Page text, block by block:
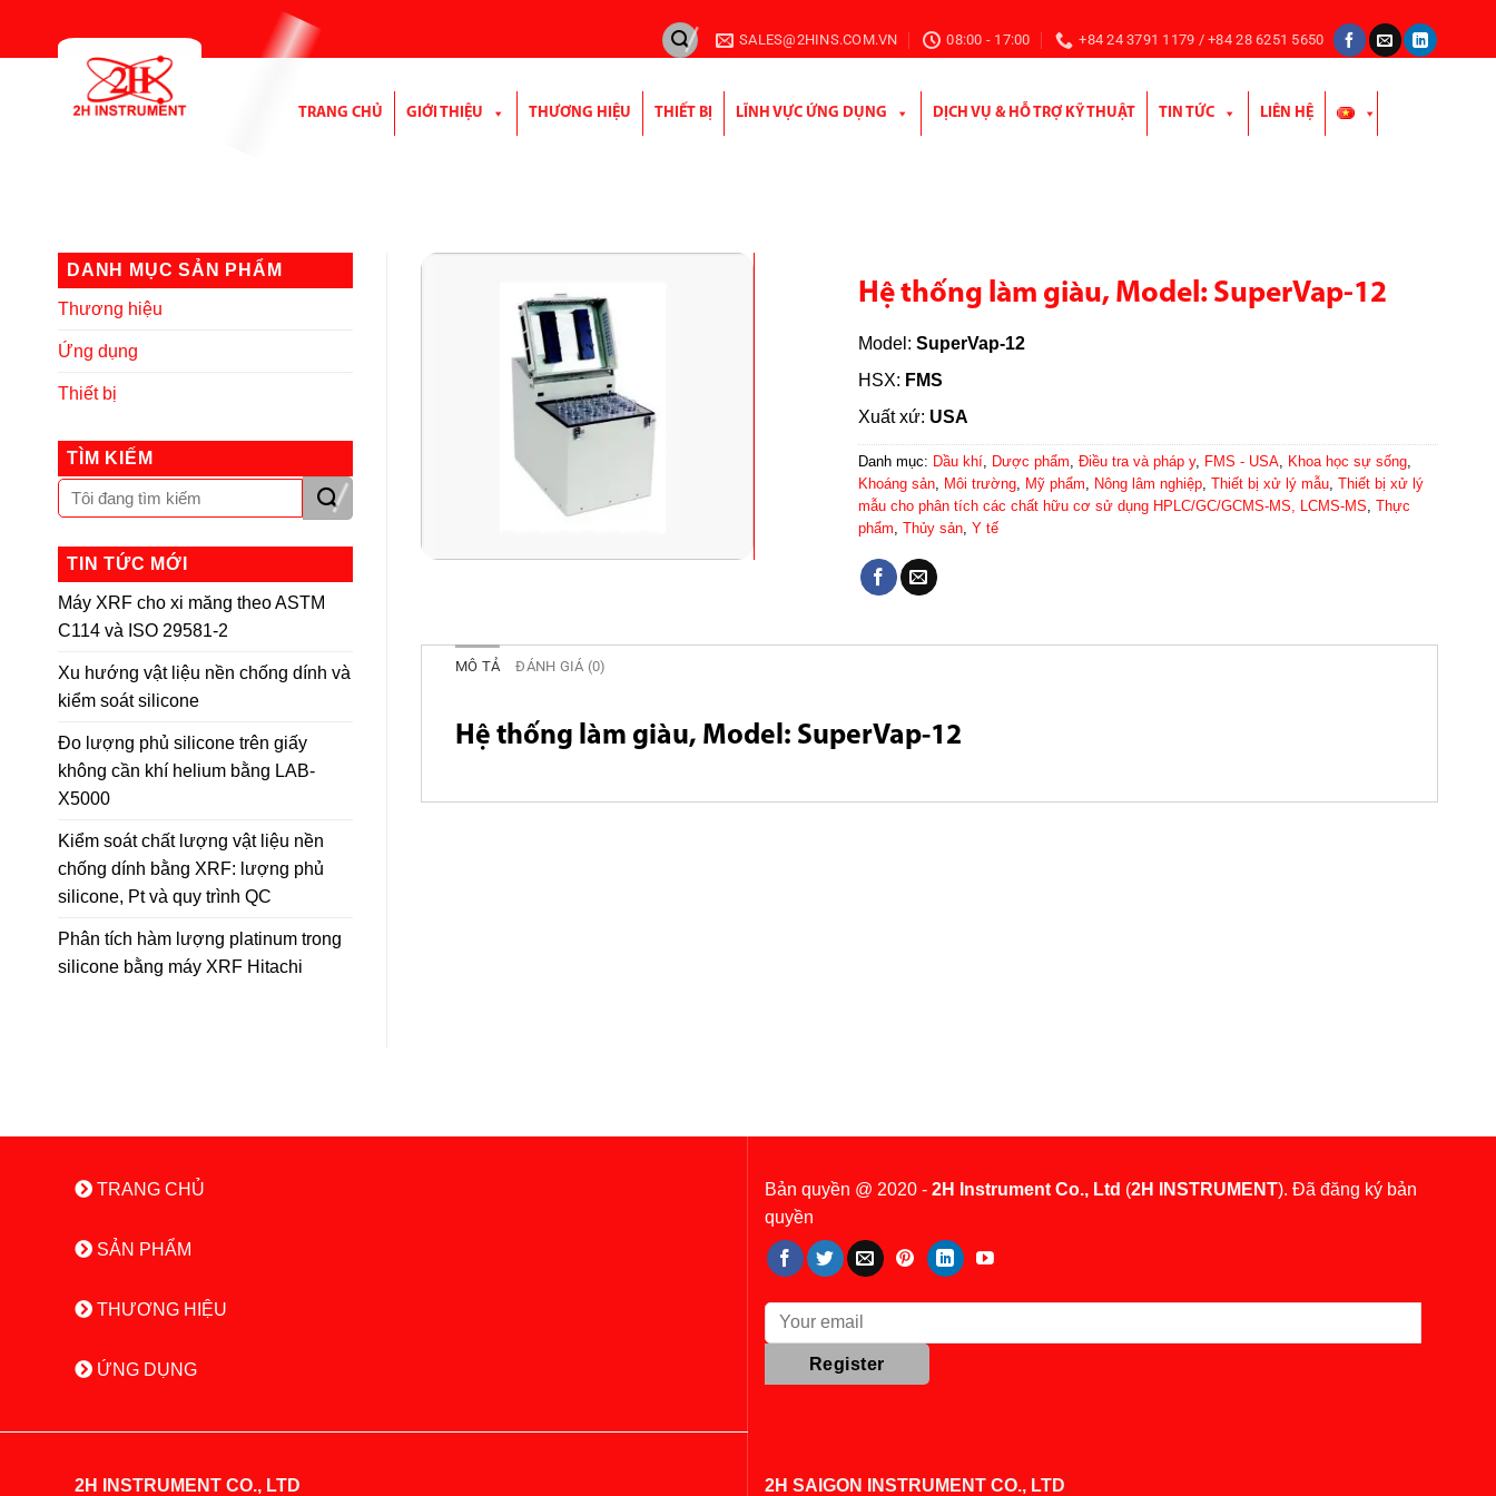
SALES@2HINS.COM.VN 08:00 - 17:00 +84 24 3791 1179 / +84 28 6251 5650
TRANG CHỦ GIỚI THIỆU THƯƠNG HIỆU THIẾT BỊ LĨNH VỰC ỨNG DỤNG DỊCH VỤ & HỖ TRỢ KỸ THUẬT TIN TỨC LIÊN HỆ
DANH MỤC SẢN PHẨM
Thương hiệu
Ứng dụng
Thiết bị
TÌM KIẾM
TIN TỨC MỚI
Máy XRF cho xi măng theo ASTM
C114 và ISO 29581-2
Xu hướng vật liệu nền chống dính và
kiểm soát silicone
Đo lượng phủ silicone trên giấy
không cần khí helium bằng LAB-
X5000
Kiểm soát chất lượng vật liệu nền
chống dính bằng XRF: lượng phủ
silicone, Pt và quy trình QC
Phân tích hàm lượng platinum trong
silicone bằng máy XRF Hitachi
Hệ thống làm giàu, Model: SuperVap-12
Model:SuperVap-12
HSX: FMS
Xuất xứ: USA
Danh mục: Dầu khí Dược phẩm ,Điều tra và pháp y, FMS - USA Khoa học sự sống
Khoáng sản Môi trường Mỹ phẩm Nông lâm nghiệp ,Thiết bị xử lý mẫu ,Thiết bị xử lý
mẫu cho phân tích các chất hữu cơ sử dụng HPLC/GC/GCMS-MS, LCMS-MS ,Thực
phẩm ,Thủy sản ,Y tế
MÔ TẢ ĐÁNH GIÁ (0)
Hệ thống làm giàu, Model: SuperVap-12
TRANG CHỦ
SẢN PHẨM
THƯƠNG HIỆU
ỨNG DỤNG
Bản quyền @ 2020 - 2H Instrument Co., Ltd (2H INSTRUMENT). Đã đăng ký bản
quyền
2H INSTRUMENT CO., LTD 2H SAIGON INSTRUMENT CO., LTD